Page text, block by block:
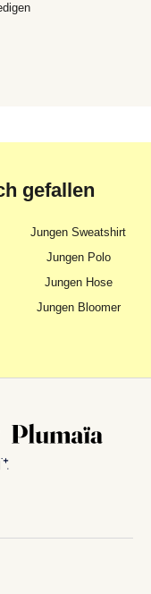
gefallen
Jungen Sweatshirt
Jungen Polo
Jungen Hose
Jungen Bloomer